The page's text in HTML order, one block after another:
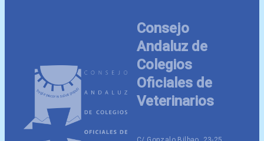
Consejo
Andaluz de
Colegios
Oficiales de
Veterinarios